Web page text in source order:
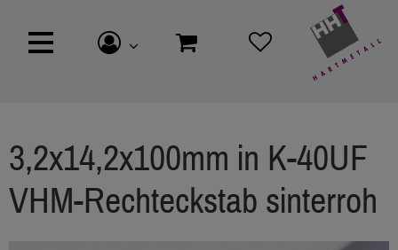
3,2x14,2x100mm in K-40UF
VHM-Rechteckstab sinterroh